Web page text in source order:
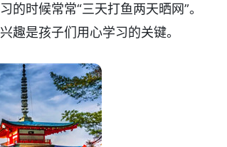
时候常常“三天打鱼两天晒网”。
趣是孩子们用心学习的关键。